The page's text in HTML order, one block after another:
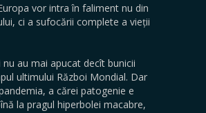
vor intra în faliment nu din
ci a sufocării complete a vieții
nu au mai apucat decît bunicii
ultimului Război Mondial. Dar
a cărei patogenie e
la pragul hiperbolei macabre,